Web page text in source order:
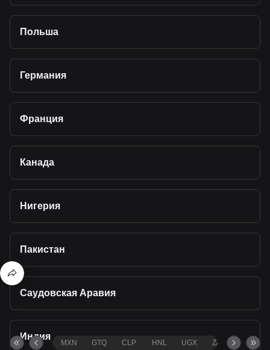
Польша
Германия
Франция
Канада
Нигерия
Пакистан
Саудовская Аравия
Индия
MXN GTQ CLP HNL UGX ZAR TND